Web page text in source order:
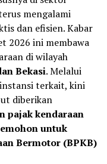
mengalami
dan efisien. Kabar
2026 ini membawa
di wilayah
Bekasi. Melalui
terkait, kini
diberikan
pajak kendaraan
untuk
Bermotor (BPKB)